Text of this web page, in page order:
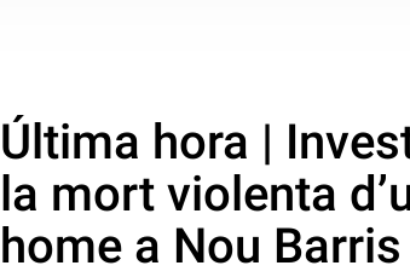
Última hora |
la mort violenta
home a Nou Barris